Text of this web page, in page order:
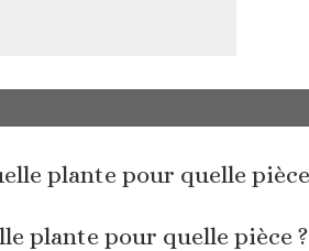
plante pour quelle pièce ?